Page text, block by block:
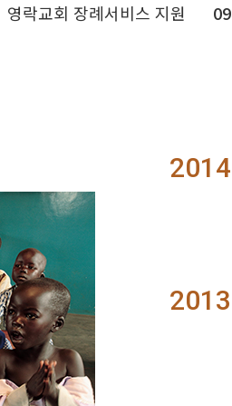
영락교회 장례서비스 지원
09
2014
2013